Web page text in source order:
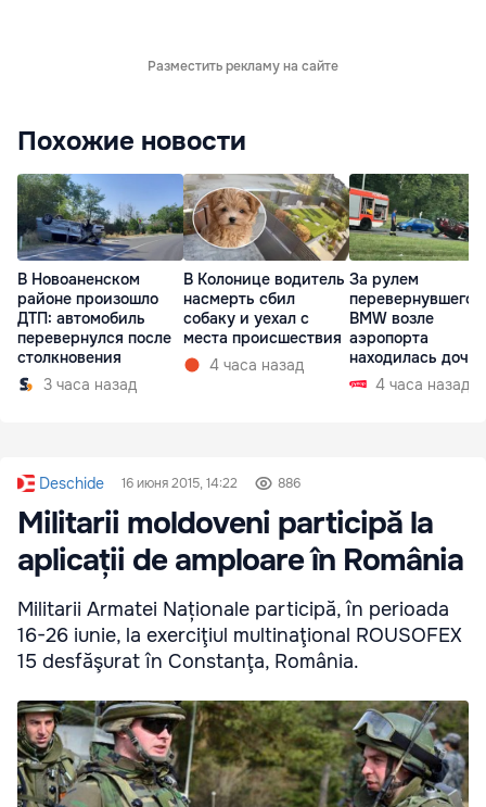
Разместить рекламу на сайте
Похожие новости
В Новоаненском
районе произошло
ДТП: автомобиль
перевернулся после
столкновения
3 часа назад
В Колонице водитель
насмерть сбил
собаку и уехал с
места происшествия
4 часа назад
За рулем
BMW возле
аэропорта
находилась дочь
директора лицея
4 часа назад
Deschide 16 июня 2015, 14:22 886
Militarii moldoveni participă la
aplicații de amploare în România
Militarii Armatei Naționale participă, în perioada
16-26 iunie, la exerciţiul multinaţional ROUSOFEX
15 desfăşurat în Constanţa, România.